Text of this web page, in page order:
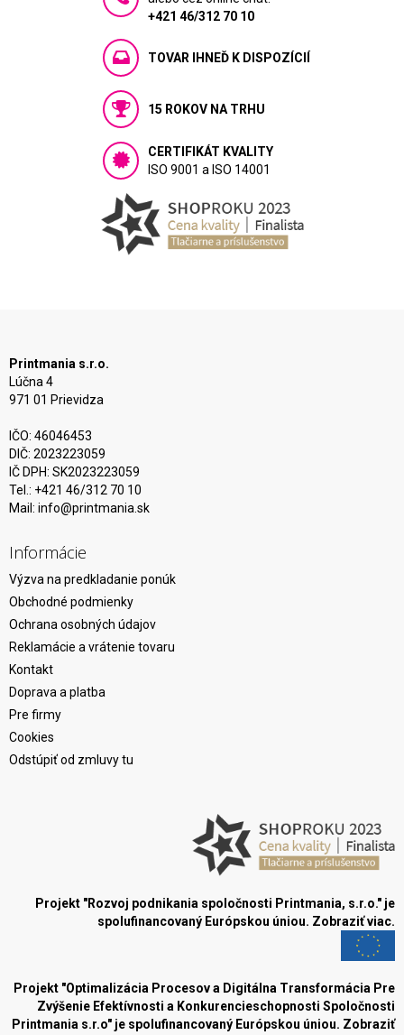
+421 46/312 70 10
TOVAR IHNEĎ K DISPOZÍCIÍ
15 ROKOV NA TRHU
CERTIFIKÁT KVALITY
ISO 9001 a ISO 14001
Printmania s.r.o.
Lúčna 4
971 01 Prievidza
IČO: 46046453
DIČ: 2023223059
IČ DPH: SK2023223059
Tel.: +421 46/312 70 10
Mail: info@printmania.sk
Informácie
Výzva na predkladanie ponúk
Obchodné podmienky
Ochrana osobných údajov
Reklamácie a vrátenie tovaru
Kontakt
Doprava a platba
Pre firmy
Cookies
Odstúpiť od zmluvy tu
Projekt "Rozvoj podnikania spoločnosti Printmania, s.r.o." je
spolufinancovaný Európskou úniou. Zobraziť viac.
Projekt "Optimalizácia Procesov a Digitálna Transformácia Pre
Zvýšenie Efektívnosti a Konkurencieschopnosti Spoločnosti
Printmania s.r.o" je spolufinancovaný Európskou úniou. Zobraziť